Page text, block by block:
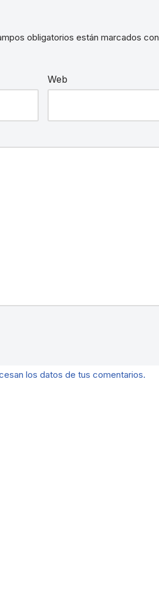
obligatorios están marcados con
Web
los datos de tus comentarios.